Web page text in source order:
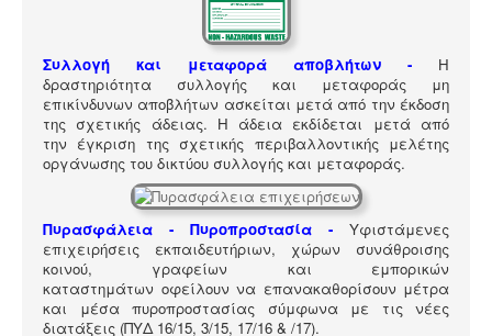
Συλλογή και μεταφορά αποβλήτων -
Η
δραστηριότητα συλλογής και μεταφοράς μη
επικίνδυνων αποβλήτων ασκείται μετά από την έκδοση
της σχετικής άδειας. Η άδεια εκδίδεται μετά από
την έγκριση της σχετικής περιβαλλοντικής μελέτης
οργάνωσης του δικτύου συλλογής και μεταφοράς.
Πυρασφάλεια - Πυροπροστασία -
Υφιστάμενες
επιχειρήσεις εκπαιδευτήριων, χώρων συνάθροισης
κοινού, γραφείων και εμπορικών
καταστημάτων οφείλουν να επανακαθορίσουν μέτρα
και μέσα πυροπροστασίας σύμφωνα με τις νέες
διατάξεις (ΠΥΔ 16/15, 3/15, 17/16 & /17).